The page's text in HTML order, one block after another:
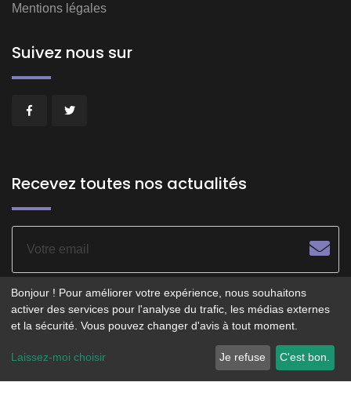
Mentions légales
Suivez nous sur
Recevez toutes nos actualités
© 2026 - POITIERS LE CENTRE - Service opéré par
Bonjour ! Pour améliorer votre expérience, nous souhaitons
activer des services pour l'analyse du trafic, les médias externes
et la sécurité. Vous pouvez changer d'avis à tout moment.
Laissez-moi choisir Je refuse C'est bon.